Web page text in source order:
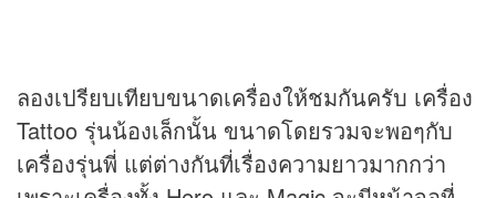
ลองเปรียบเทียบขนาดเครื่องให้ชมกันครับ เครื่อง
Tattoo รุ่นน้องเล็กนั้น ขนาดโดยรวมจะพอๆกับ
เครื่องรุ่นพี่ แต่ต่างกันที่เรื่องความยาวมากกว่า